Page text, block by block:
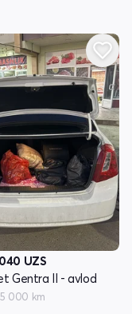
UZS
Gentra II - avlod
000 km